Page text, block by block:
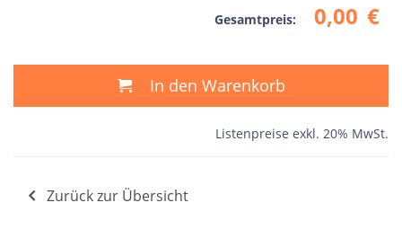
Gesamtpreis: 0,00 €
In den Warenkorb
Listenpreise exkl. 20% MwSt.
Zurück zur Übersicht